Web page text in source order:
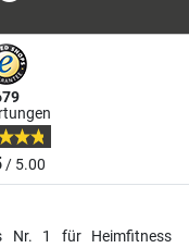
/ 5.00
Nr. 1 für Heimfitness